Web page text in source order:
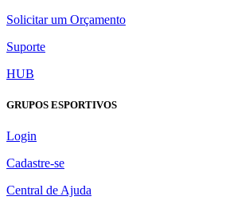
Solicitar um Orçamento
Suporte
HUB
GRUPOS ESPORTIVOS
Login
Cadastre-se
Central de Ajuda